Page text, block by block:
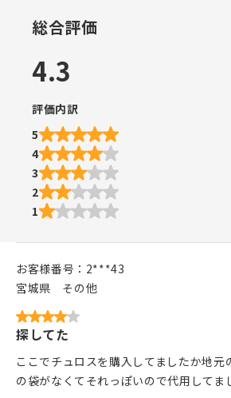
総合評価
4.3
評価内訳
5
4
3
2
1
お客様番号： 2***43
宮城県
その他
探してた
ここでチュロスを購入してましたか地元
の袋がなくてそれっぽいので代用してま